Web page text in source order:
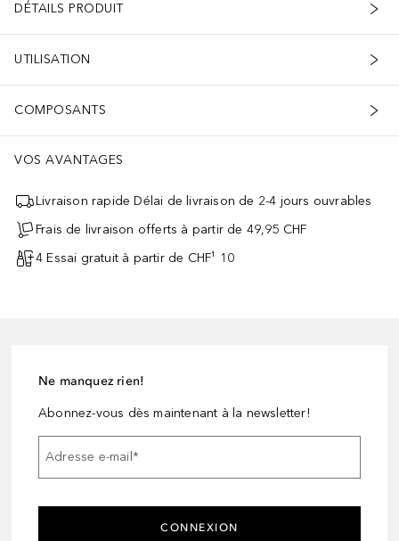
DÉTAILS PRODUIT
UTILISATION
COMPOSANTS
VOS AVANTAGES
Livraison rapide Délai de livraison de 2-4 jours ouvrables
Frais de livraison offerts à partir de 49,95 CHF
4 Essai gratuit à partir de CHF¹ 10
Ne manquez rien!
Abonnez-vous dès maintenant à la newsletter!
Adresse e-mail*
CONNEXION